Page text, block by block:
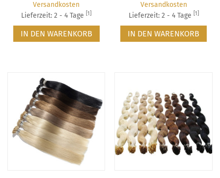
Versandkosten
Lieferzeit: 2 - 4 Tage [1]
IN DEN WARENKORB
Versandkosten
Lieferzeit: 2 - 4 Tage
[1]
IN DEN WARENKORB